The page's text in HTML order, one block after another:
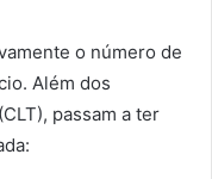
o número de
Além dos
passam a ter